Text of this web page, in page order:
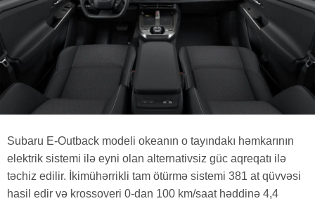
Subaru E-Outback modeli okeanın o tayındakı həmkarının
elektrik sistemi ilə eyni olan alternativsiz güc aqreqatı ilə
təchiz edilir. İkimühərrikli tam ötürmə sistemi 381 at qüvvəsi
hasil edir və krossoveri 0-dan 100 km/saat həddinə 4,4